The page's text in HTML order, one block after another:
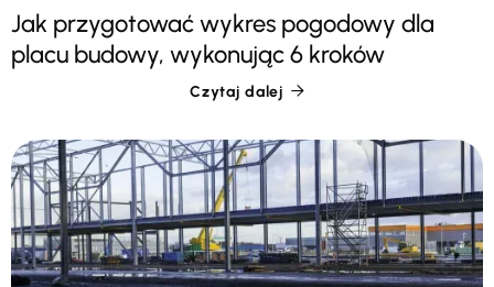
Jak przygotować wykres pogodowy dla
placu budowy, wykonując 6 kroków
Czytaj dalej 